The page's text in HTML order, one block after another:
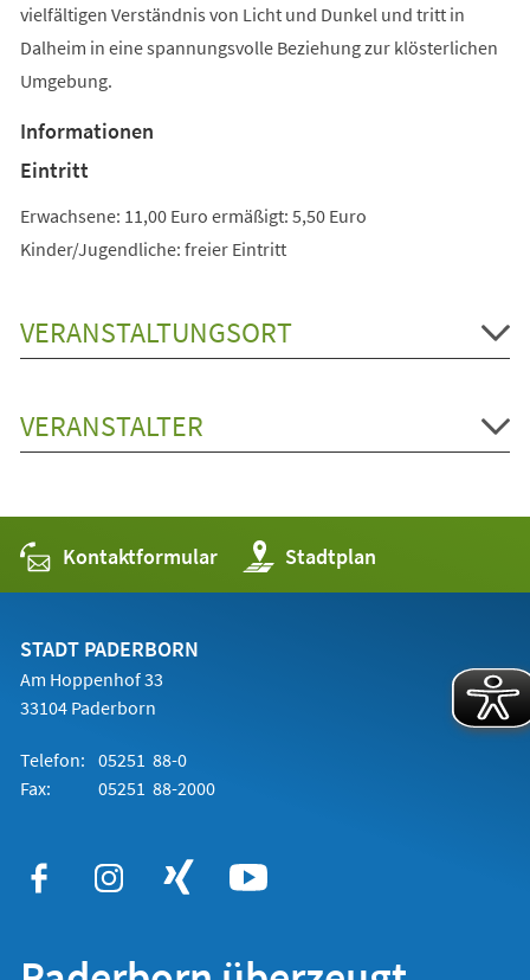
vielfältigen Verständnis von Licht und Dunkel und tritt in
Dalheim in eine spannungsvolle Beziehung zur klösterlichen
Umgebung.
Informationen
Eintritt
Erwachsene: 11,00 Euro ermäßigt: 5,50 Euro
Kinder/Jugendliche: freier Eintritt
VERANSTALTUNGSORT
VERANSTALTER
Kontaktformular Stadtplan
(Öffnet
in
einem
STADT PADERBORN
Am Hoppenhof 33
33104 Paderborn
Telefon: 05251 88-0
Fax:
05251 88-2000